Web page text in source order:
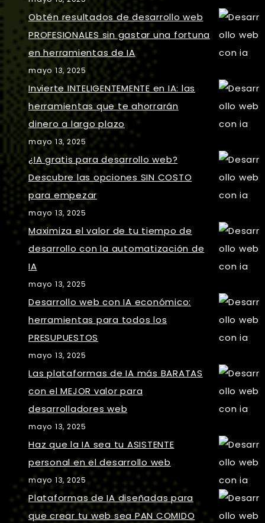
Obtén resultados de desarrollo web
PROFESIONALES sin gastar una fortuna
en herramientas de IA
mayo 13, 2025
Invierte INTELIGENTEMENTE en IA: las
herramientas que te ahorrarán
dinero a largo plazo
mayo 13, 2025
¿IA gratis para desarrollo web?
Descubre las opciones SIN COSTO
para empezar
mayo 13, 2025
Maximiza el valor de tu tiempo de
desarrollo con la automatización de
IA
mayo 13, 2025
Desarrollo web con IA económico:
herramientas para todos los
PRESUPUESTOS
mayo 13, 2025
Las plataformas de IA más BARATAS
con el MEJOR valor para
desarrolladores web
mayo 13, 2025
Haz que la IA sea tu ASISTENTE
personal en el desarrollo web
mayo 13, 2025
Plataformas de IA diseñadas para
que crear tu web sea PAN COMIDO